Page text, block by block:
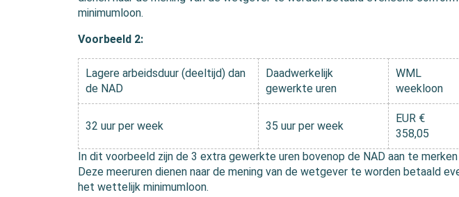
minimumloon.
Voorbeeld 2:
Lagere arbeidsduur (deeltijd) dan
de NAD
Daadwerkelijk
gewerkte uren
WML
weekloon
32 uur per week 35 uur per week
EUR €
358,05
In dit voorbeeld zijn de 3 extra gewerkte uren bovenop de NAD aan te merken
Deze meeruren dienen naar de mening van de wetgever te worden betaald
het wettelijk minimumloon.